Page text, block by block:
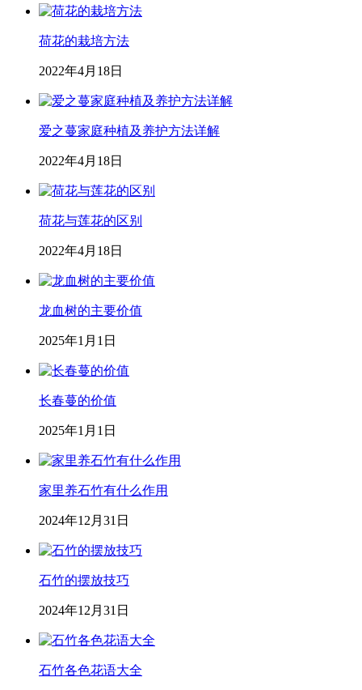
荷花的栽培方法
2022年4月18日
爱之蔓家庭种植及养护方法详解
2022年4月18日
荷花与莲花的区别
2022年4月18日
龙血树的主要价值
2025年1月1日
长春蔓的价值
2025年1月1日
家里养石竹有什么作用
2024年12月31日
石竹的摆放技巧
2024年12月31日
石竹各色花语大全